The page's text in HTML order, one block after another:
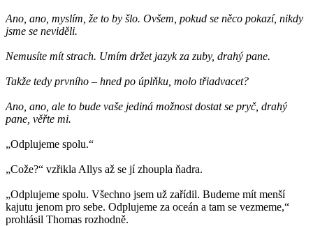
Ano, ano, myslím, že to by šlo. Ovšem, pokud se něco pokazí, nikdy
jsme se neviděli.
Nemusíte mít strach. Umím držet jazyk za zuby, drahý pane.
Takže tedy prvního – hned po úplňku, molo třiadvacet?
Ano, ano, ale to bude vaše jediná možnost dostat se pryč, drahý
pane, věřte mi.
„Odplujeme spolu.“
„Cože?“ vzřikla Allys až se jí zhoupla ňadra.
„Odplujeme spolu. Všechno jsem už zařídil. Budeme mít menší
kajutu jenom pro sebe. Odplujeme za oceán a tam se vezmeme,“
prohlásil Thomas rozhodně.